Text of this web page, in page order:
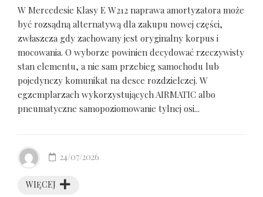
W Mercedesie Klasy E W212 naprawa amortyzatora może
być rozsądną alternatywą dla zakupu nowej części,
zwłaszcza gdy zachowany jest oryginalny korpus i
mocowania. O wyborze powinien decydować rzeczywisty
stan elementu, a nie sam przebieg samochodu lub
pojedynczy komunikat na desce rozdzielczej. W
egzemplarzach wykorzystujących AIRMATIC albo
pneumatyczne samopoziomowanie tylnej osi...
WIĘCEJ
24/07/2026